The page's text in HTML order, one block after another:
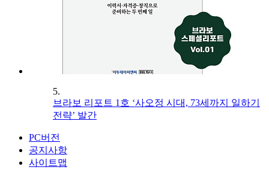
5.
브라보 리포트 1호 ‘사오정 시대, 73세까지 일하기
전략’ 발간
PC버전
공지사항
사이트맵